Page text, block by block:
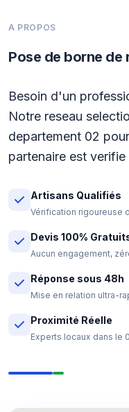
A PROPOS
Pose de borne de
Besoin d'un
Notre reseau
departement 02
partenaire est
Artisans Qualifiés
Vérification rigoureuse
Devis 100%
Aucun engagement,
Réponse sous 48h
Mise en relation ultra-
Proximité Réelle
Experts locaux dans le